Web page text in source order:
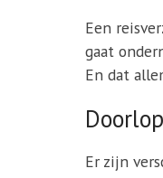
Een
gaat
En dat
Er zijn